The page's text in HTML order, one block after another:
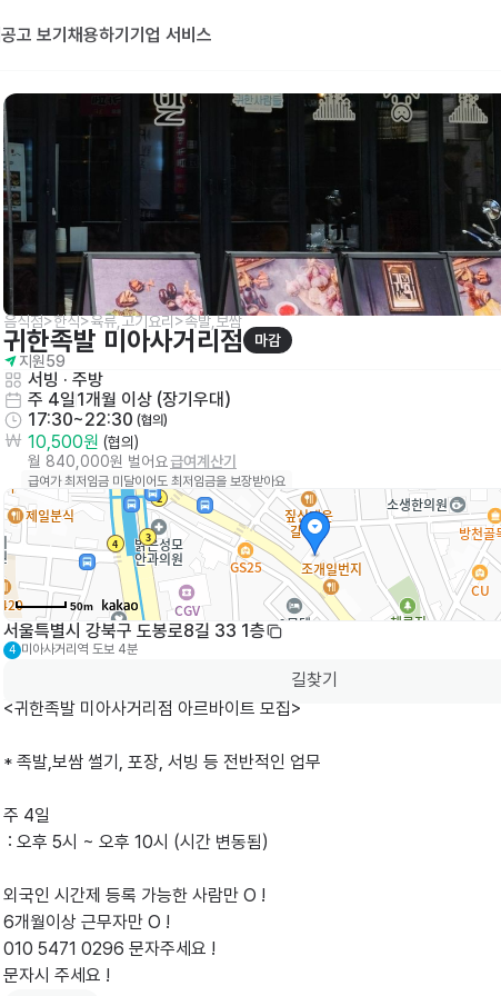
공고 보기 채용하기 기업 서비스
음식점>한식>육류,고기요리>족발,보쌈
귀한족발 미아사거리점
마감
지원59
서빙 · 주방
주 4일1개월 이상 (장기우대)
17:30~22:30 (협의)
10,500원 (협의)
월 840,000원 벌어요급여계산기
급여가 최저임금 미달이어도 최저임금을 보장받아요
50m
서울특별시 강북구 도봉로8길 33 1층
4 미아사거리역 도보 4분
길찾기
<귀한족발 미아사거리점 아르바이트 모집>
* 족발,보쌈 썰기, 포장, 서빙 등 전반적인 업무
주 4일
외국인 시간제 등록 가능한 사람만 O !
6개월이상 근무자만 O !
010 5471 0296 문자주세요 !
문자시 주세요 !